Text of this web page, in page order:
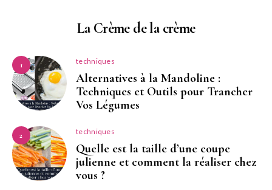
La Crème de la crème
1 techniques
Alternatives à la Mandoline :
Techniques et Outils pour Trancher
Vos Légumes
2 techniques
Quelle est la taille d’une coupe
julienne et comment la réaliser chez
vous ?